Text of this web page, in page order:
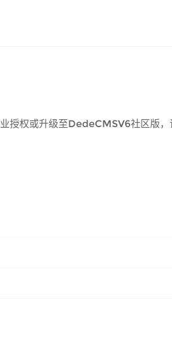
授权或升级至DedeCMSV6社区版，